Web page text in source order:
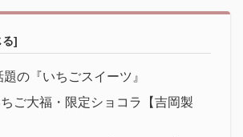
の『いちごスイーツ』
ご大福・限定ショコラ【吉岡製